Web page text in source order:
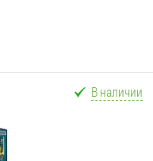
В наличии